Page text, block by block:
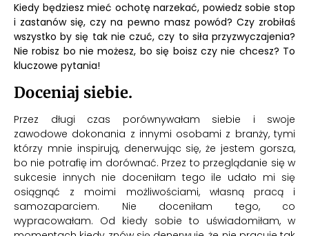
Kiedy będziesz mieć ochotę narzekać, powiedz sobie stop
i zastanów się, czy na pewno masz powód? Czy zrobiłaś
wszystko by się tak nie czuć, czy to siła przyzwyczajenia?
Nie robisz bo nie możesz, bo się boisz czy nie chcesz? To
kluczowe pytania!
Doceniaj siebie.
Przez długi czas porównywałam siebie i swoje
zawodowe dokonania z innymi osobami z branży, tymi
którzy mnie inspirują, denerwując się, że jestem gorsza,
bo nie potrafię im dorównać. Przez to przeglądanie się w
sukcesie innych nie doceniłam tego ile udało mi się
osiągnąć z moimi możliwościami, własną pracą i
samozaparciem. Nie doceniłam tego, co
wypracowałam. Od kiedy sobie to uświadomiłam, w